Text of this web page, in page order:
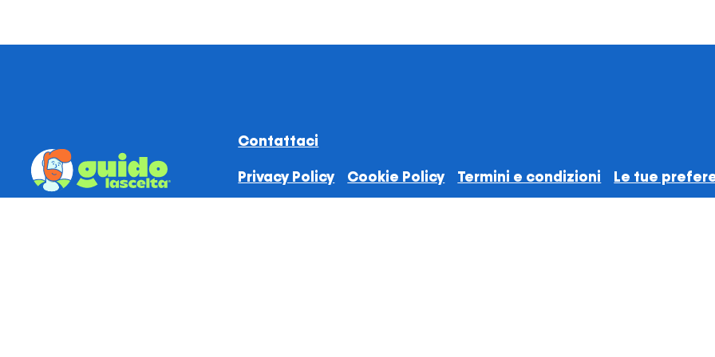
Contattaci
Privacy Policy Cookie Policy Termini e condizioni Le tue